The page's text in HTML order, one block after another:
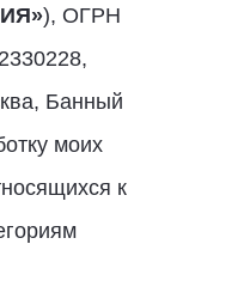
), ОГРН
Банный
моих
к